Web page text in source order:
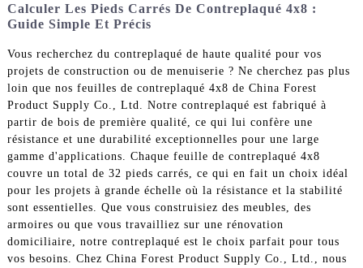
Calculer Les Pieds Carrés De Contreplaqué 4x8 :
Guide Simple Et Précis
Vous recherchez du contreplaqué de haute qualité pour vos
projets de construction ou de menuiserie ? Ne cherchez pas plus
loin que nos feuilles de contreplaqué 4x8 de China Forest
Product Supply Co., Ltd. Notre contreplaqué est fabriqué à
partir de bois de première qualité, ce qui lui confère une
résistance et une durabilité exceptionnelles pour une large
gamme d'applications. Chaque feuille de contreplaqué 4x8
couvre un total de 32 pieds carrés, ce qui en fait un choix idéal
pour les projets à grande échelle où la résistance et la stabilité
sont essentielles. Que vous construisiez des meubles, des
armoires ou que vous travailliez sur une rénovation
domiciliaire, notre contreplaqué est le choix parfait pour tous
vos besoins. Chez China Forest Product Supply Co., Ltd., nous